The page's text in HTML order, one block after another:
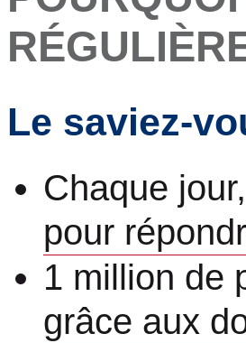
Le saviez-
Chaque
pour
1 million de
grâce aux